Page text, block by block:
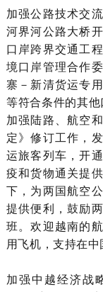
加强公路技术交
河界河公路大桥
口岸跨界交通工
境口岸管理合作
寨－新清货运专
等符合条件的其
加强陆路、航空
定》修订工作，
运旅客列车，开
疫和货物通关提
下，为两国航空
提供便利，鼓励
班。欢迎越南的
用飞机，支持在中
加强中越经济战